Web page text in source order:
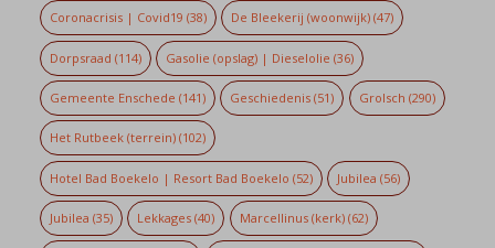
Coronacrisis | Covid19 (38) De Bleekerij (woonwijk) (47)
Dorpsraad (114) Gasolie (opslag) | Dieselolie (36)
Gemeente Enschede (141) Geschiedenis (51) Grolsch (290)
Het Rutbeek (terrein)(102)
Hotel Bad Boekelo | Resort Bad Boekelo (52) Jubilea (56)
Jubilea (35) Lekkages (40) Marcellinus (kerk)(62)